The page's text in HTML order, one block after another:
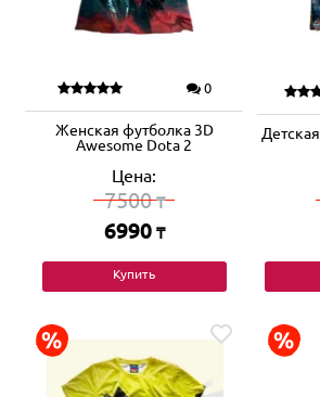
0
Женская футболка 3D
Awesome Dota 2
Цена:
7500₸
6990 ₸
Купить